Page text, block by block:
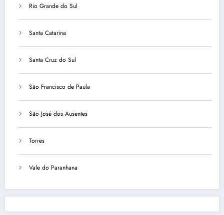
Rio Grande do Sul
Santa Catarina
Santa Cruz do Sul
São Francisco de Paula
São José dos Ausentes
Torres
Vale do Paranhana